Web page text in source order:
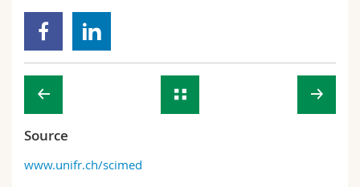
Source
www.unifr.ch/scimed